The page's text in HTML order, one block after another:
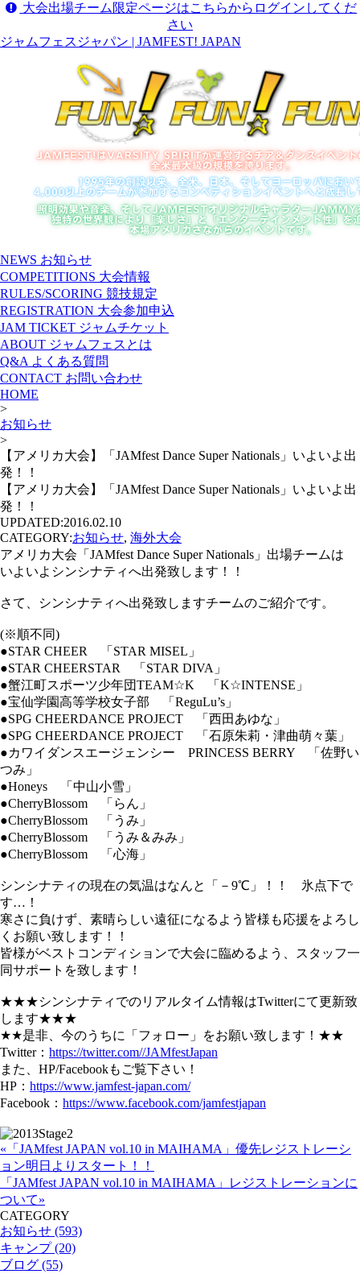
大会出場チーム限定ページはこちらからログインしてくだ
さい
ジャムフェスジャパン | JAMFEST! JAPAN
NEWS お知らせ
COMPETITIONS 大会情報
RULES/SCORING 競技規定
REGISTRATION 大会参加申込
JAM TICKET ジャムチケット
ABOUT ジャムフェスとは
Q&A よくある質問
CONTACT お問い合わせ
HOME
>
お知らせ
>
【アメリカ大会】「JAMfest Dance Super Nationals」いよいよ出
発！！
【アメリカ大会】「JAMfest Dance Super Nationals」いよいよ出
発！！
UPDATED:2016.02.10
CATEGORY:お知らせ, 海外大会
アメリカ大会「JAMfest Dance Super Nationals」出場チームは
いよいよシンシナティへ出発致します！！
さて、シンシナティへ出発致しますチームのご紹介です。
(※順不同)
●STAR CHEER 「STAR MISEL」
●STAR CHEERSTAR 「STAR DIVA」
●蟹江町スポーツ少年団TEAM☆K 「K☆INTENSE」
●宝仙学園高等学校女子部 「ReguLu’s」
●SPG CHEERDANCE PROJECT 「西田あゆな」
●SPG CHEERDANCE PROJECT 「石原朱莉・津曲萌々葉」
●カワイダンスエージェンシー PRINCESS BERRY 「佐野い
つみ」
●Honeys 「中山小雪」
●CherryBlossom 「らん」
●CherryBlossom 「うみ」
●CherryBlossom 「うみ＆みみ」
●CherryBlossom 「心海」
シンシナティの現在の気温はなんと「－9℃」！！ 氷点下で
す…！
寒さに負けず、素晴らしい遠征になるよう皆様も応援をよろし
くお願い致します！！
皆様がベストコンディションで大会に臨めるよう、スタッフ一
同サポートを致します！
★★★シンシナティでのリアルタイム情報はTwitterにて更新致
します★★★
★★是非、今のうちに「フォロー」をお願い致します！★★
Twitter： https://twitter.com//JAMfestJapan
また、HP/Facebookもご覧下さい！
HP： https://www.jamfest-japan.com/
Facebook： https://www.facebook.com/jamfestjapan
«「JAMfest JAPAN vol.10 in MAIHAMA」優先レジストレーシ
ョン明日よりスタート！！
「JAMfest JAPAN vol.10 in MAIHAMA」レジストレーションに
ついて»
CATEGORY
お知らせ (593)
キャンプ (20)
ブログ (55)